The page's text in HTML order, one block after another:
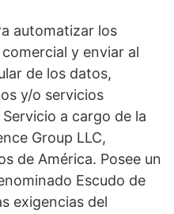
automatizar los
y enviar al
de los datos,
y/o servicios
a cargo de la
Group LLC,
de América. Posee un
Escudo de
exigencias del